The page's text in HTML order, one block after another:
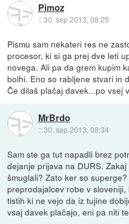
Pimoz
::30. sep 2013, 08:25
Pismu sam nekateri res ne
procesor, ki si ga prej dve leti
novega. Ali pa da grem kupim
bolhi. Eno so rabljene stvari in
Če dilaš plačaj davek...po vsej
MrBrdo
::30. sep 2013, 08:34
Sam ste ga tut napadli brez
dejanje prijava na DURS.
šmuglali? Zato ker so
preprodajalcev robe v
tistih ki ne vejo da iz tujine
vsaj davek plačajo, eni pa niti